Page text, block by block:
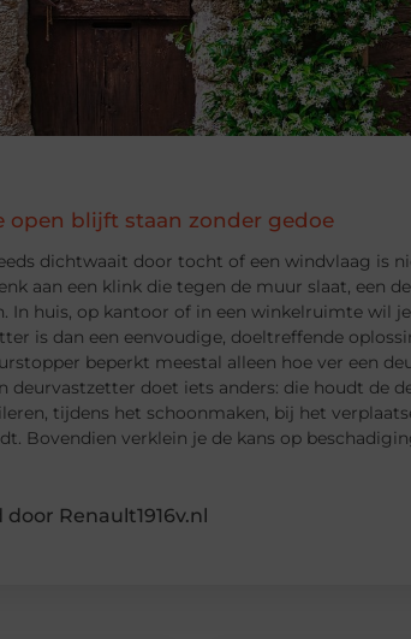
open blijft staan zonder gedoe
dichtwaait door tocht of een windvlaag is
aan een klink die tegen de muur slaat, een
In huis, op kantoor of in een winkelruimte wil
is dan een eenvoudige, doeltreffende
beperkt meestal alleen hoe ver een
deurvastzetter doet iets anders: die houdt de
tijdens het schoonmaken, bij het
Bovendien verklein je de kans op
Renault1916v.nl